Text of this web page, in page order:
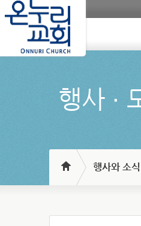
Loading
행사 ∙
행사와 소식